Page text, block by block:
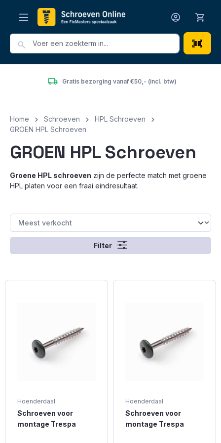
Gratis bezorging vanaf €50,- (incl. btw)
Home Schroeven
HPL Schroeven
GROEN HPL Schroeven
GROEN HPL Schroeven
Groene HPL schroeven zijn de perfecte match met groene
HPL platen voor een fraai eindresultaat.
Filter
Hoenderdaal
Schroeven voor
montage Trespa
Hoenderdaal
Schroeven voor
montage Trespa